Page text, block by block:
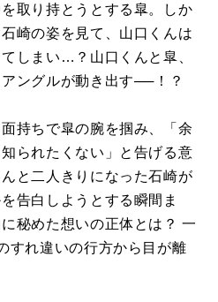
取り持とうとする皐。しか
崎の姿を見て、山口くんは
しまい…？山口くんと皐、
ングルが動き出す──！？
持ちで皐の腕を掴み、「余
られたくない」と告げる意
と二人きりになった石崎が
告白しようとする瞬間ま
秘めた想いの正体とは？ 一
すれ違いの行方から目が離